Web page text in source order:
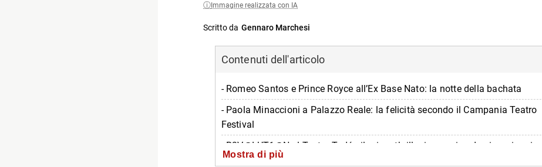
Immagine realizzata con IA
Scritto da Gennaro Marchesi
Contenuti dell'articolo
- Romeo Santos e Prince Royce all’Ex Base Nato: la notte della bachata
- Paola Minaccioni a Palazzo Reale: la felicità secondo il Campania Teatro
Festival
- R3V@LUT1@N al Teatro Tedér: il primo thriller immersivo da vivere in prima
persona
Mostra di più